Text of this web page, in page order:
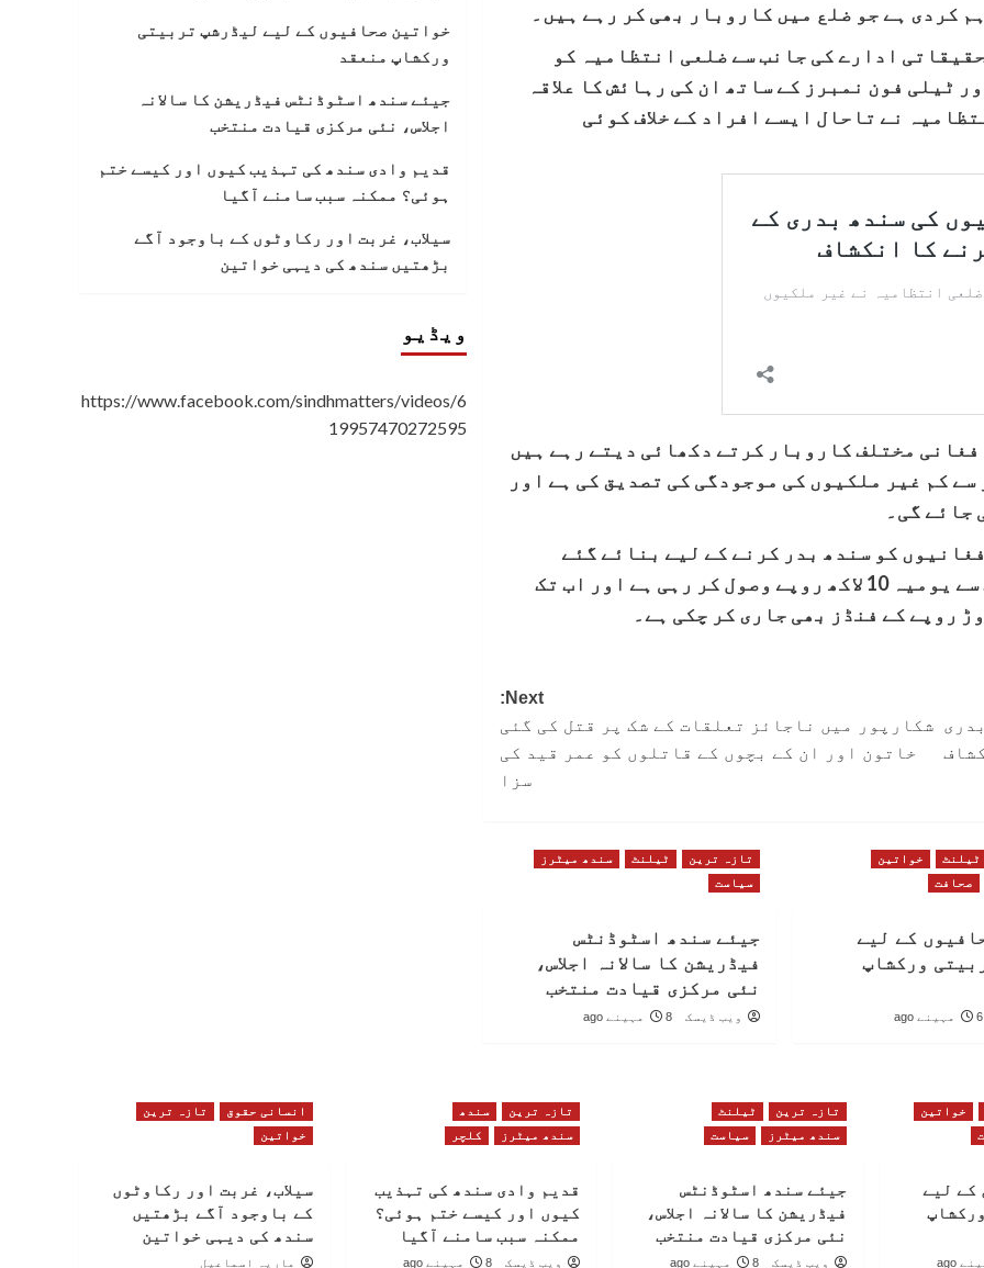
کردی ہے جو ضلع میں کاروبار بھی کر رہے ہیں۔
ادارے کی جانب سے ضلعی انتظامیہ کو
ٹیلی فون نمبرز کے ساتھ ان کی رہائش کا علاقہ
نے تاحال ایسے افراد کے خلاف کوئی
مختلف کاروبار کرتے دکھائی دیتے رہے ہیں
کم غیر ملکیوں کی موجودگی کی تصدیق کی ہے اور
جائے گی۔
کو سندھ بدر کرنے کے لیے بنائے گئے
ہولڈنگ کیمپس کو چلانے کے لیے سندھ حکومت سے یومیہ 10 لاکھ روپے وصول کر رہی ہے اور اب تک
Next:
شکارپور میں ناجائز تعلقات کے شک پر قتل کی گئی
خاتون اور ان کے بچوں کے قاتلوں کو عمر قید کی
سزا
ٹیلنٹ
خواتین
صحافت
کے لیے
ورکشاپ
6 مہینے ago
تازہ ترین ٹیلنٹ
سندھ میٹرز
سیاست
جیئے سندھ اسٹوڈنٹس
فیڈریشن کا سالانہ اجلاس،
نئی مرکزی قیادت منتخب
ویب ڈیسک 8 مہینے ago
خواتین صحافیوں کے لیے لیڈرشپ تربیتی
ورکشاپ منعقد
جیئے سندھ اسٹوڈنٹس فیڈریشن کا سالانہ
اجلاس، نئی مرکزی قیادت منتخب
قدیم وادی سندھ کی تہذیب کیوں اور کیسے ختم
ہوئی؟ ممکنہ سبب سامنے آگیا
سیلاب، غربت اور رکاوٹوں کے باوجود آگے
بڑھتیں سندھ کی دیہی خواتین
ویڈیو
https://www.facebook.com/sindhmatters/videos/6
19957470272595
خواتین
کے لیے
تازہ ترین
ٹیلنٹ
سندھ میٹرز
سیاست
جیئے سندھ اسٹوڈنٹس
فیڈریشن کا سالانہ اجلاس،
نئی مرکزی قیادت منتخب
ویب ڈیسک 8 مہینے ago
تازہ ترین
سندھ
سندھ میٹرز
کلچر
قدیم وادی سندھ کی تہذیب
کیوں اور کیسے ختم ہوئی؟
ممکنہ سبب سامنے آگیا
ویب ڈیسک 8 مہینے ago
انسانی حقوق
تازہ ترین
خواتین
سیلاب، غربت اور رکاوٹوں
کے باوجود آگے بڑھتیں
سندھ کی دیہی خواتین
ماریہ اسماعیل